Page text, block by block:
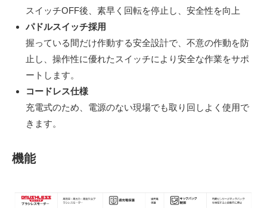
スイッチOFF後、素早く回転を停止し、安全性を向上
パドルスイッチ採用
握っている間だけ作動する安全設計で、不意の作動を防
止し、操作性に優れたスイッチにより安全な作業をサポ
ートします。
コードレス仕様
充電式のため、電源のない現場でも取り回しよく使用で
きます。
機能